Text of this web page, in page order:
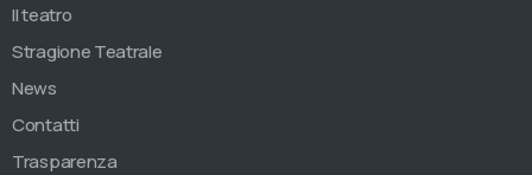
Il teatro
Stragione Teatrale
News
Contatti
Trasparenza